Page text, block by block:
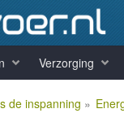
Verzorging
de inspanning »